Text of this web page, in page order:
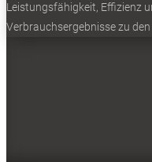
Leistungsfähigkeit, Effizienz
Verbrauchsergebnisse zu